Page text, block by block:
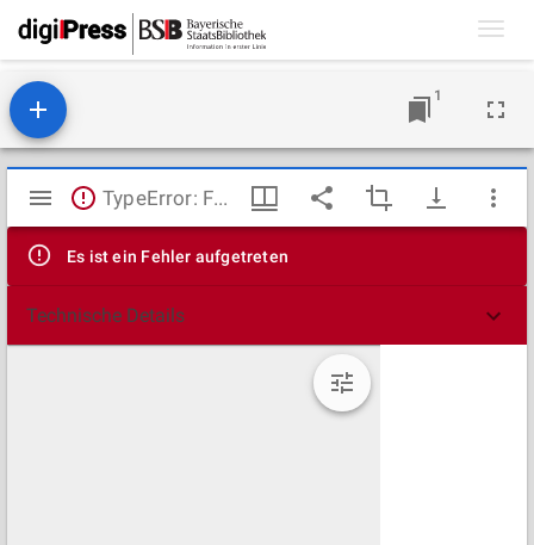
1
Mirador
Viewer
TypeError: Failed to fetch
Es ist ein Fehler aufgetreten
Technische Details